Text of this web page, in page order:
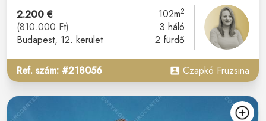
2.200 €
(810.000 Ft)
Budapest, 12. kerület
102m2
3 háló
2 fürdő
Ref. szám: #218056 Czapkó Fruzsina